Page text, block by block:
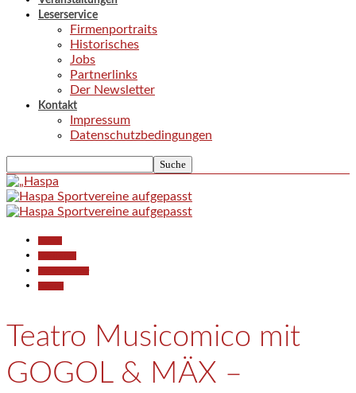
Leserservice
Firmenportraits
Historisches
Jobs
Partnerlinks
Der Newsletter
Kontakt
Impressum
Datenschutzbedingungen
Teatro Musicomico mit
GOGOL & MÄX –